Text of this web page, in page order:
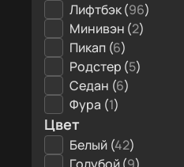
Лифтбэк (96)
Минивэн (2)
Пикап (6)
Родстер (5)
Седан (6)
Фура (1)
Цвет
Белый (42)